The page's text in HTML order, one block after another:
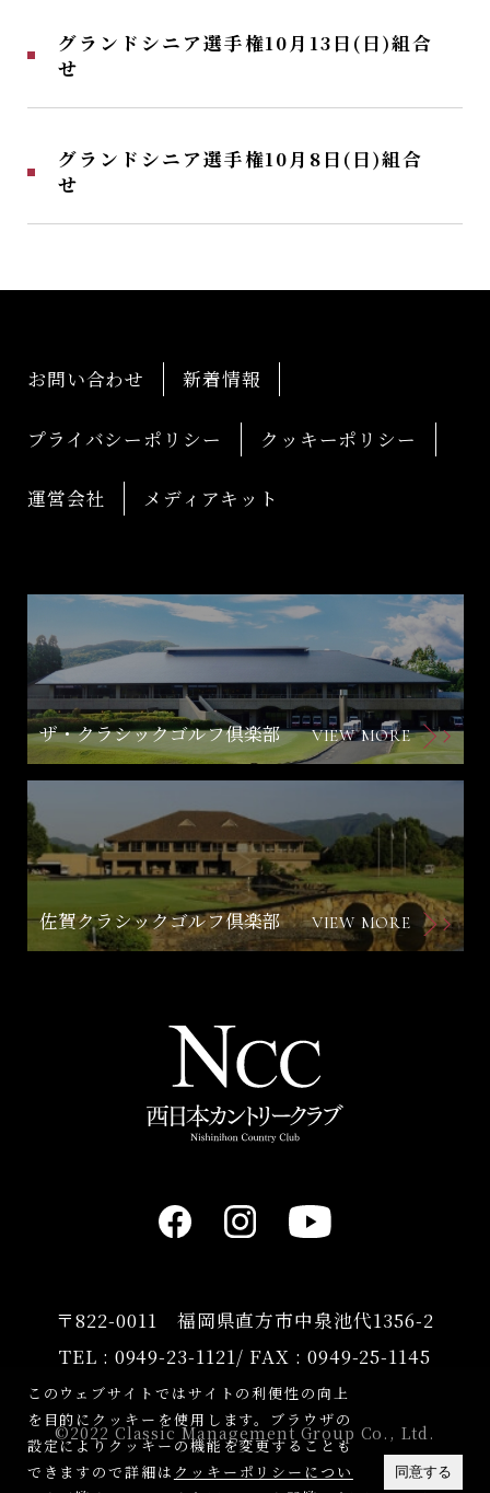
グランドシニア選手権10月13日(日)組合
せ
グランドシニア選手権10月8日(日)組合
せ
〒822-0011 福岡県直方市中泉池代1356-2
TEL : 0949-23-1121/ FAX : 0949-25-1145
お問い合わせ 新着情報
プライバシーポリシー クッキーポリシー
運営会社 メディアキット
ザ・クラシックゴルフ倶楽部 VIEW MORE
佐賀クラシックゴルフ倶楽部 VIEW MORE
©2022 Classic Management Group Co., Ltd.
このウェブサイトではサイトの利便性の向上
を目的にクッキーを使用します。ブラウザの
設定によりクッキーの機能を変更することも
できますので詳細は クッキーポリシーについ
同意する